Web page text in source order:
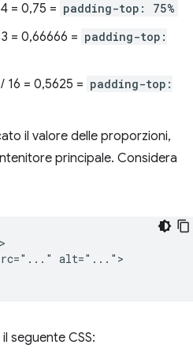
= 0,75 = padding-top: 75%
= 0,66666 = padding-top:
16 = 0,5625 = padding-top:
il valore delle proporzioni,
principale. Considera
alt="...">
seguente CSS: